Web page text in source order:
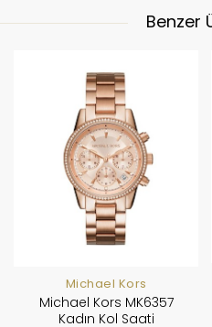
Benzer
Michael Kors
Michael Kors MK6357
Kadın Kol Saati